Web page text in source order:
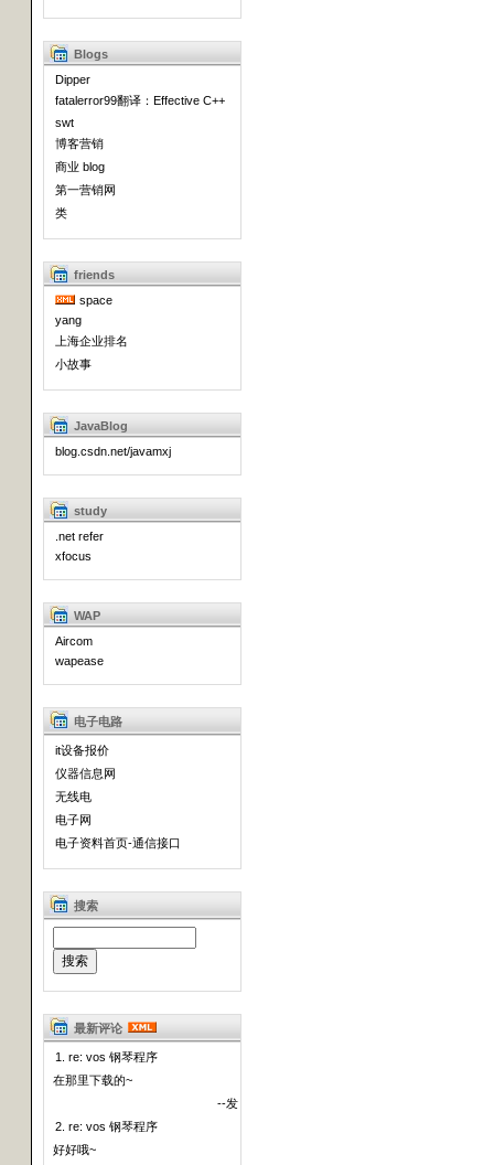
Blogs
Dipper
fatalerror99翻译：Effective C++
swt
博客营销
商业 blog
第一营销网
类
friends
space
yang
上海企业排名
小故事
JavaBlog
blog.csdn.net/javamxj
study
.net refer
xfocus
WAP
Aircom
wapease
电子电路
it设备报价
仪器信息网
无线电
电子网
电子资料首页-通信接口
搜索
最新评论
1. re: vos 钢琴程序
在那里下载的~
--发
2. re: vos 钢琴程序
好好哦~